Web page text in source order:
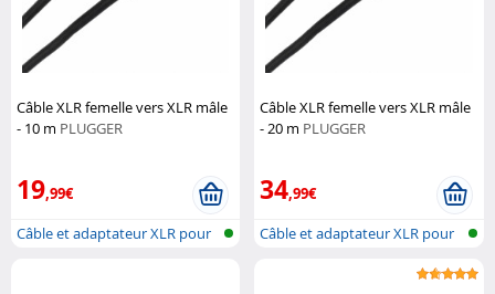
Câble XLR femelle vers XLR mâle
- 10 m PLUGGER
19,99€
Câble et adaptateur XLR pour
Câble XLR femelle vers XLR mâle
- 20 m PLUGGER
34,99€
Câble et adaptateur XLR pour